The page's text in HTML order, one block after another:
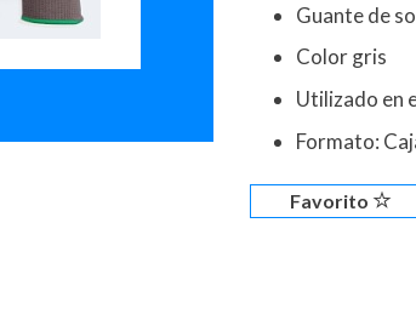
Guante de
Color gris
Utilizado en
Formato:
Favorito